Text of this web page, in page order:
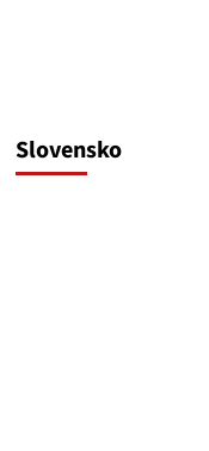
Slovensko